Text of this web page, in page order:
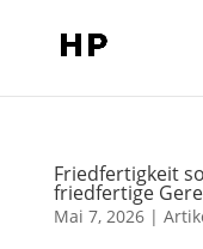
Friedfertigkeit
friedfertige
Mai 7, 2026|